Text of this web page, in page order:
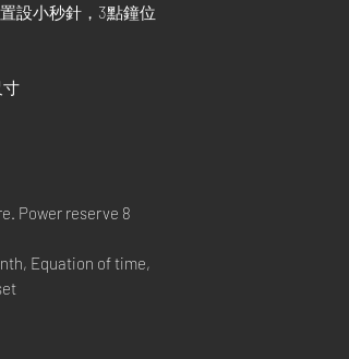
設小秒針，3點鐘位
寸
Power reserve 8
Equation of time,